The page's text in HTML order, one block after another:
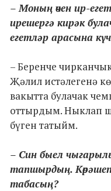
– Моның өчен ир-
ирешергә кирәк
егетләр арасына
– Беренче
Җәлил истәлегенә
вакытта булачак
оттырдым. Ныклап
бүген татыйм.
– Син быел
тапшырдың. Көрәшеп
табасың?